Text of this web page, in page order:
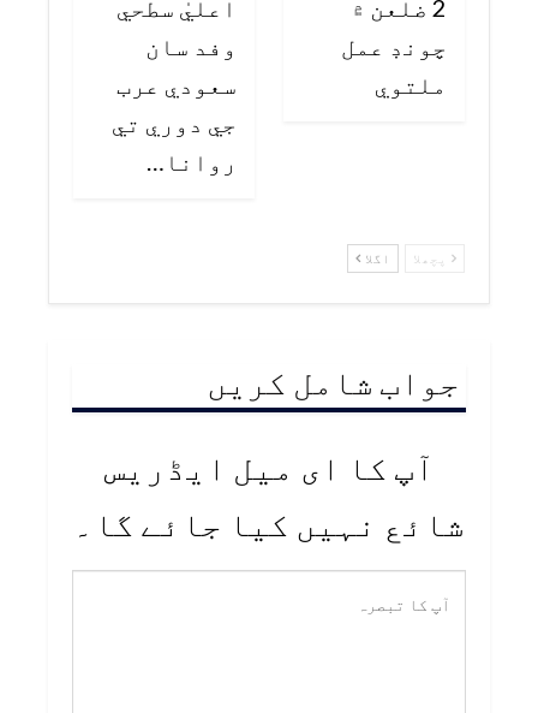
2 ضلعن ۾
چونڊ عمل
ملتوي
اعليٰ سطحي
وفد سان
سعودي عرب
جي دوري تي
روانا…
پچھلا اگلا
جواب شامل کریں
آپ کا ای میل ایڈریس
شائع نہیں کیا جائے گا۔